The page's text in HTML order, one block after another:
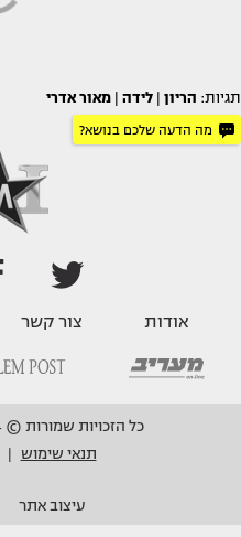
תגיות: הריון לידה מאור אדרי
מה הדעה שלכם בנושא?
אודות צור קשר
כל הזכויות שמורות © 2014 מעריב און ליין בע"מ.
תנאי שימוש
עיצוב אתר